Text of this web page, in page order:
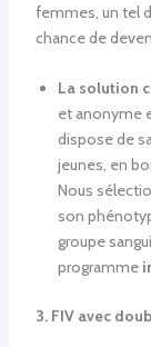
femmes, un tel
chance de
La solution
et anonyme
dispose de
jeunes, en
Nous
son
groupe
programme
3. FIV avec